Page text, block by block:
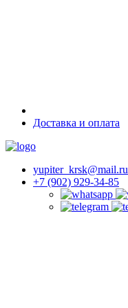
Доставка и оплата
yupiter_krsk@mail.ru
+7 (902) 929-34-85